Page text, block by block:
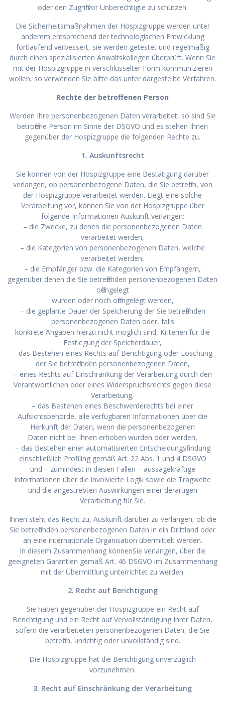
oder den Zugriff vor Unberechtigte zu schützen.
Die Sicherheitsmaßnahmen der Hospizgruppe werden unter
anderem entsprechend der technologischen Entwicklung
fortlaufend verbessert, sie werden getestet und regelmäßig
durch einen spezialisierten Anwaltskollegen überprüft. Wenn Sie
mit der Hospizgruppe in verschlüsselter Form kommunizieren
wollen, so verwenden Sie bitte das unter dargestellte Verfahren.
Rechte der betroffenen Person
Werden Ihre personenbezogenen Daten verarbeitet, so sind Sie
betroffene Person im Sinne der DSGVO und es stehen Ihnen
gegenüber der Hospizgruppe die folgenden Rechte zu.
1. Auskunftsrecht
Sie können von der Hospizgruppe eine Bestätigung darüber
verlangen, ob personenbezogene Daten, die Sie betreffen, von
der Hospizgruppe verarbeitet werden. Liegt eine solche
Verarbeitung vor, können Sie von der Hospizgruppe über
folgende Informationen Auskunft verlangen:
– die Zwecke, zu denen die personenbezogenen Daten
verarbeitet werden,
– die Kategorien von personenbezogenen Daten, welche
verarbeitet werden,
– die Empfänger bzw. die Kategorien von Empfängern,
gegenüber denen die Sie betreffenden personenbezogenen Daten
offengelegt
wurden oder noch offengelegt werden,
– die geplante Dauer der Speicherung der Sie betreffenden
personenbezogenen Daten oder, falls
konkrete Angaben hierzu nicht möglich sind, Kriterien für die
Festlegung der Speicherdauer,
– das Bestehen eines Rechts auf Berichtigung oder Löschung
der Sie betreffenden personenbezogenen Daten,
– eines Rechts auf Einschränkung der Verarbeitung durch den
Verantwortlichen oder eines Widerspruchsrechts gegen diese
Verarbeitung,
– das Bestehen eines Beschwerderechts bei einer
Aufsichtsbehörde, alle verfügbaren Informationen über die
Herkunft der Daten, wenn die personenbezogenen
Daten nicht bei Ihnen erhoben wurden oder werden,
– das Bestehen einer automatisierten Entscheidungsfindung
einschließlich Profiling gemäß Art. 22 Abs. 1 und 4 DSGVO
und – zumindest in diesen Fällen – aussagekräftige
Informationen über die involvierte Logik sowie die Tragweite
und die angestrebten Auswirkungen einer derartigen
Verarbeitung für Sie.
Ihnen steht das Recht zu, Auskunft darüber zu verlangen, ob die
Sie betreffenden personenbezogenen Daten in ein Drittland oder
an eine internationale Organisation übermittelt werden.
In diesem Zusammenhang könnenSie verlangen, über die
geeigneten Garantien gemäß Art. 46 DSGVO im Zusammenhang
mit der Übermittlung unterrichtet zu werden.
2. Recht auf Berichtigung
Sie haben gegenüber der Hospizgruppe ein Recht auf
Berichtigung und ein Recht auf Vervollständigung Ihrer Daten,
sofern die verarbeiteten personenbezogenen Daten, die Sie
betreffen, unrichtig oder unvollständig sind.
Die Hospizgruppe hat die Berichtigung unverzüglich
vorzunehmen.
3. Recht auf Einschränkung der Verarbeitung